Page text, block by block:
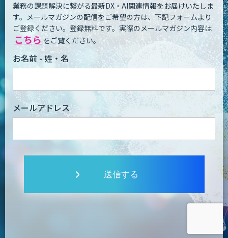
業務の課題解決に繋がる最新DX・AI関連情報をお届けいたしま
す。 メールマガジンの配信をご希望の方は、下記フォームより
ご登録ください。登録無料です。 実際のメールマガジン内容は
こちら をご覧ください。
お名前 - 姓・名
メールアドレス
送信する